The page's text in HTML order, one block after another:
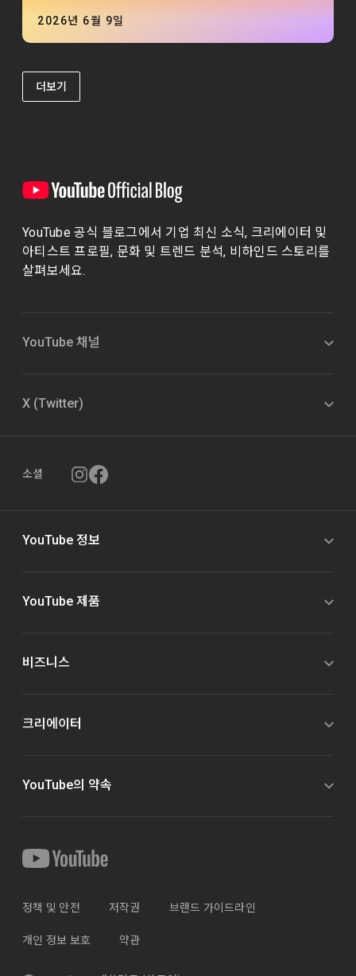
2026년 6월 9일
더보기
YouTube 공식 블로그에서 기업 최신 소식, 크리에이터 및
아티스트 프로필, 문화 및 트렌드 분석, 비하인드 스토리를
살펴보세요.
YouTube 채널
X (Twitter)
소셜
YouTube 정보
YouTube 제품
비즈니스
크리에이터
YouTube의 약속
정책 및 안전 저작권 브랜드 가이드라인
개인 정보 보호 약관